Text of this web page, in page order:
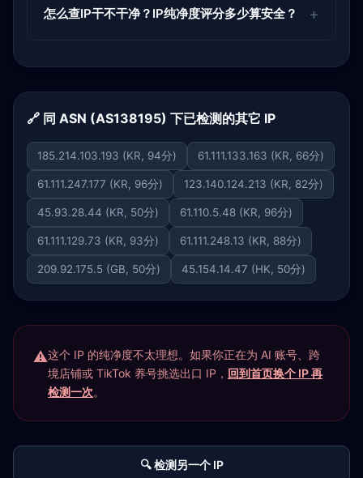
怎么查IP干不干净？IP纯净度评分多少算安全？
🔗 同 ASN (AS138195) 下已检测的其它 IP
185.214.103.193 (KR, 94分) 61.111.133.163 (KR, 66分)
61.111.247.177 (KR, 96分) 123.140.124.213 (KR, 82分)
45.93.28.44 (KR, 50分) 61.110.5.48 (KR, 96分)
61.111.129.73 (KR, 93分) 61.111.248.13 (KR, 88分)
209.92.175.5 (GB, 50分) 45.154.14.47 (HK, 50分)
这个 IP 的纯净度不太理想。如果你正在为 AI 账号、跨
境店铺或 TikTok 养号挑选出口 IP， 回到首页换个 IP 再
检测一次。
🔍 检测另一个 IP